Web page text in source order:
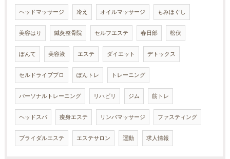
ヘッドマッサージ 冷え オイルマッサージ もみほぐし
美容はり 鍼灸整骨院 セルフエステ 春日部 松伏
ぽんて 美容液 エステ ダイエット デトックス
セルドライブプロ ぽんトレ トレーニング
パーソナルトレーニング リハビリ ジム 筋トレ
ヘッドスパ 痩身エステ リンパマッサージ ファスティング
ブライダルエステ エステサロン 運動 求人情報